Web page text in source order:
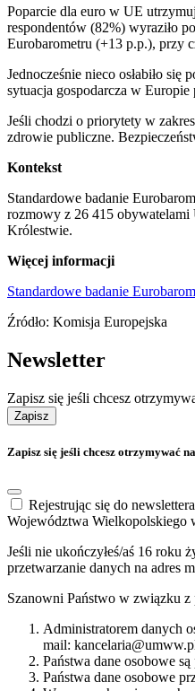
Poparcie dla euro w UE
respondentów (82%) wyraziło
Eurobarometru (+13 p.p.), przy
Jednocześnie nieco osłabiło
sytuacja gospodarcza w
Jeśli chodzi o priorytety w
zdrowie publiczne.
Kontekst
Standardowe badanie
rozmowy z 26 415
Królestwie.
Więcej informacji
Standardowe badanie
Źródło: Komisja Europejska
Newsletter
Zapisz się jeśli chcesz
Zapisz
Zapisz się jeśli chcesz otrzymywać
Rejestrując się do
Województwa Wielkopolskiego
Jeśli nie ukończyłeś/aś 16 roku
przetwarzanie danych na adres
Szanowni Państwo w związku
Administratorem danych
mail:
Państwa dane osobowe
Państwa dane osobowe